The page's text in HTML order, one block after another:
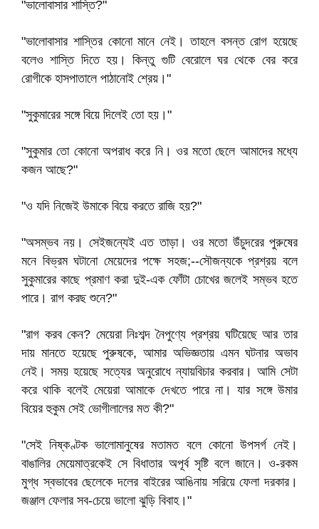
"ভালোবাসার শাস্তি?"
"ভালোবাসার শাস্তির কোনো মানে নেই। তাহলে বসন্ত রোগ হয়েছে
বলেও শাস্তি দিতে হয়। কিন্তু গুটি বেরোলে ঘর থেকে বের করে
রোগীকে হাসপাতালে পাঠানোই শ্রেয়।"
"সুকুমারের সঙ্গে বিয়ে দিলেই তো হয়।"
"সুকুমার তো কোনো অপরাধ করে নি। ওর মতো ছেলে আমাদের মধ্যে
কজন আছে?"
"ও যদি নিজেই উমাকে বিয়ে করতে রাজি হয়?"
"অসম্ভব নয়। সেইজন্যেই এত তাড়া। ওর মতো উঁচুদরের পুরুষের
মনে বিভ্রম ঘটানো মেয়েদের পক্ষে সহজ;--সৌজন্যকে প্রশ্রয় বলে
সুকুমারের কাছে প্রমাণ করা দুই-এক ফোঁটা চোখের জলেই সম্ভব হতে
পারে। রাগ করছ শুনে?"
"রাগ করব কেন? মেয়েরা নিঃশব্দ নৈপুণ্যে প্রশ্রয় ঘটিয়েছে আর তার
দায় মানতে হয়েছে পুরুষকে, আমার অভিজ্ঞতায় এমন ঘটনার অভাব
নেই। সময় হয়েছে সত্যের অনুরোধে ন্যায়বিচার করবার। আমি সেটা
করে থাকি বলেই মেয়েরা আমাকে দেখতে পারে না। যার সঙ্গে উমার
বিয়ের হুকুম সেই ভোগীলালের মত কী?"
"সেই নিষ্কণ্টক ভালোমানুষের মতামত বলে কোনো উপসর্গ নেই।
বাঙালির মেয়েমাত্রকেই সে বিধাতার অপূর্ব সৃষ্টি বলে জানে। ও-রকম
মুগ্ধ স্বভাবের ছেলেকে দলের বাইরের আঙিনায় সরিয়ে ফেলা দরকার।
জঞ্জাল ফেলার সব-চেয়ে ভালো ঝুড়ি বিবাহ।"